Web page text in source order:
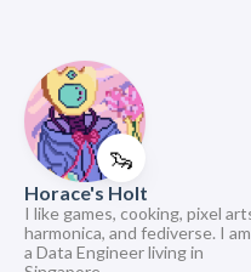
🦦
Horace's Holt
I like games, cooking, pixel
harmonica, and fediverse. I am
a Data Engineer living in